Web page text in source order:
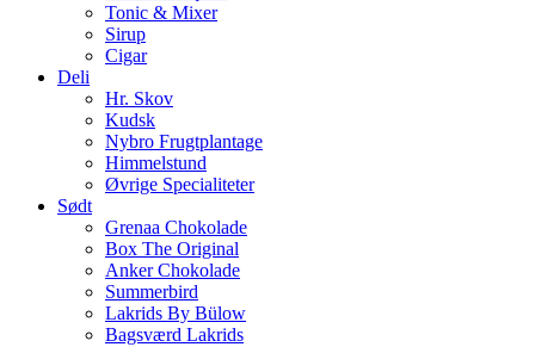
Tonic & Mixer
Sirup
Cigar
Deli
Hr. Skov
Kudsk
Nybro Frugtplantage
Himmelstund
Øvrige Specialiteter
Sødt
Grenaa Chokolade
Box The Original
Anker Chokolade
Summerbird
Lakrids By Bülow
Bagsværd Lakrids